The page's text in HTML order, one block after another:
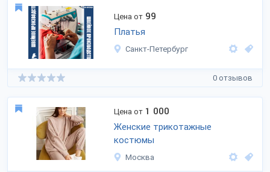
Цена от 99
Платья
Санкт-Петербург
0 отзывов
Цена от 1 000
Женские трикотажные
костюмы
Москва